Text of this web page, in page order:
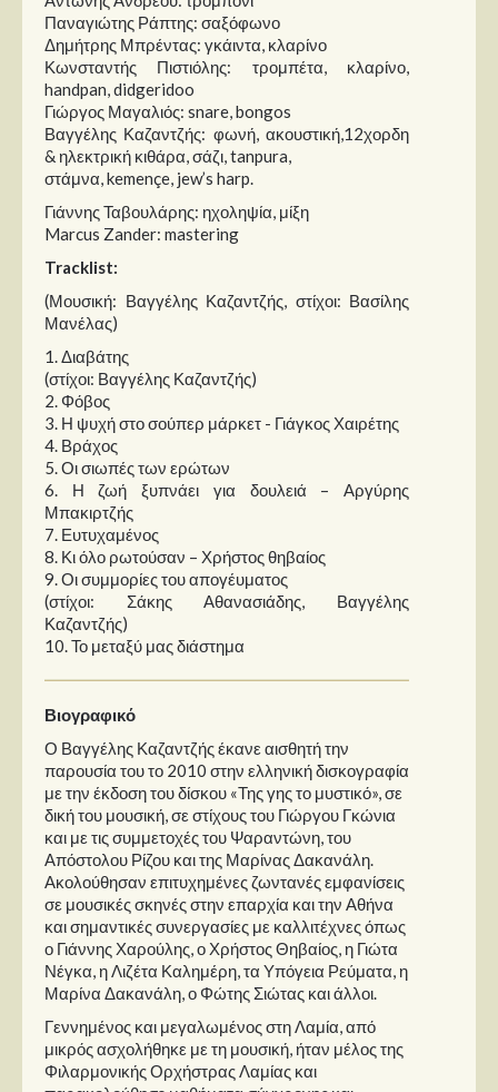
Παναγιώτης Ράπτης: σαξόφωνο
Δημήτρης Μπρέντας: γκάιντα, κλαρίνο
Κωνσταντής Πιστιόλης: τρομπέτα, κλαρίνο,
handpan, didgeridoo
Γιώργος Μαγαλιός: snare, bongos
Βαγγέλης Καζαντζής: φωνή, ακουστική,12χορδη
& ηλεκτρική κιθάρα, σάζι, tanpura,
στάμνα, kemençe, jew’s harp.
Γιάννης Ταβουλάρης: ηχοληψία, μίξη
Marcus Zander: mastering
Tracklist:
(Μουσική: Βαγγέλης Καζαντζής, στίχοι: Βασίλης
Μανέλας)
1. Διαβάτης
(στίχοι: Βαγγέλης Καζαντζής)
2. Φόβος
3. Η ψυχή στο σούπερ μάρκετ - Γιάγκος Χαιρέτης
4. Βράχος
5. Οι σιωπές των ερώτων
6. Η ζωή ξυπνάει για δουλειά – Αργύρης
Μπακιρτζής
7. Ευτυχαμένος
8. Κι όλο ρωτούσαν – Χρήστος θηβαίος
9. Οι συμμορίες του απογέυματος
(στίχοι: Σάκης Αθανασιάδης, Βαγγέλης
Καζαντζής)
10. Το μεταξύ μας διάστημα
Βιογραφικό
Ο Βαγγέλης Καζαντζής έκανε αισθητή την
παρουσία του το 2010 στην ελληνική δισκογραφία
με την έκδοση του δίσκου «Της γης το μυστικό», σε
δική του μουσική, σε στίχους του Γιώργου Γκώνια
και με τις συμμετοχές του Ψαραντώνη, του
Απόστολου Ρίζου και της Μαρίνας Δακανάλη.
Ακολούθησαν επιτυχημένες ζωντανές εμφανίσεις
σε μουσικές σκηνές στην επαρχία και την Αθήνα
και σημαντικές συνεργασίες με καλλιτέχνες όπως
ο Γιάννης Χαρούλης, ο Χρήστος Θηβαίος, η Γιώτα
Νέγκα, η Λιζέτα Καλημέρη, τα Υπόγεια Ρεύματα, η
Μαρίνα Δακανάλη, ο Φώτης Σιώτας και άλλοι.
Γεννημένος και μεγαλωμένος στη Λαμία, από
μικρός ασχολήθηκε με τη μουσική, ήταν μέλος της
Φιλαρμονικής Ορχήστρας Λαμίας και